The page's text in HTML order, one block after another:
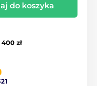
do koszyka
400 zł